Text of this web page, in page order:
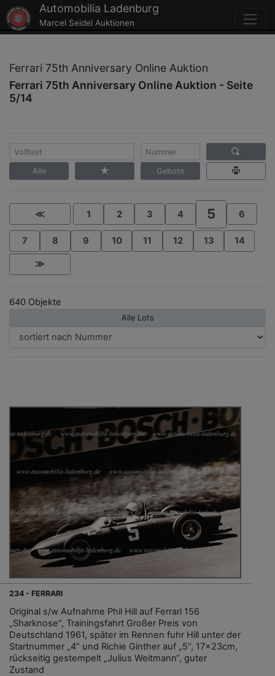
Automobilia Ladenburg
Marcel Seidel Auktionen
Ferrari 75th Anniversary Online Auktion
Ferrari 75th Anniversary Online Auktion - Seite
5/14
Alle Gebote
≪ 1 2 3 4 5 6
7 8 9 10 11 12 13 14
≫
640 Objekte
Alle Lots
234 - FERRARI
Original s/w Aufnahme Phil Hill auf Ferrari 156
„Sharknose“, Trainingsfahrt Großer Preis von
Deutschland 1961, später im Rennen fuhr Hill unter der
Startnummer „4“ und Richie Ginther auf „5“, 17x23cm,
rückseitig gestempelt „Julius Weitmann“, guter
Zustand